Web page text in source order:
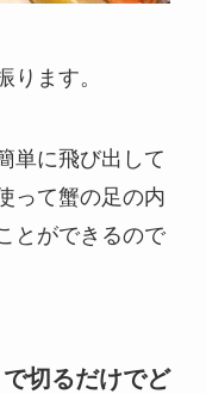
ます。
単に飛び出して
って蟹の足の内
とができるので
切るだけでど